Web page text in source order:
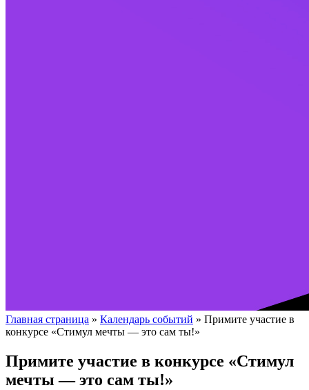
Главная страница » Календарь событий » Примите участие в
конкурсе «Стимул мечты — это сам ты!»
Примите участие в конкурсе «Стимул
мечты — это сам ты!»